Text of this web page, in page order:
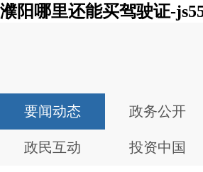
濮阳哪里还能买驾驶证-
要闻动态 政务公开
政民互动 投资中国